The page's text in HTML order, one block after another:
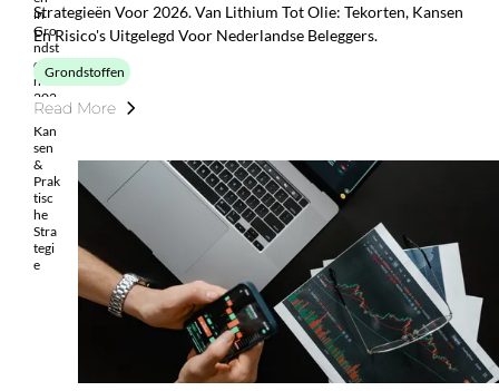
Strategieën Voor 2026. Van Lithium Tot Olie: Tekorten, Kansen
En Risico's Uitgelegd Voor Nederlandse Beleggers.
Grondstoffen
Read More